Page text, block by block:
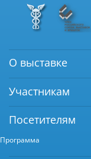
О выставке
Участникам
Посетителям
Программа